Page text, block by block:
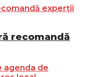
recomandă